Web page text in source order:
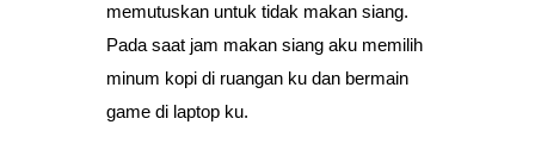
memutuskan untuk tidak makan siang.
Pada saat jam makan siang aku memilih
minum kopi di ruangan ku dan bermain
game di laptop ku.